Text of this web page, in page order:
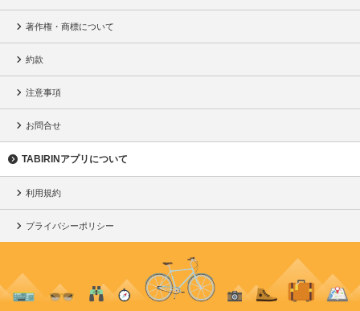
著作権・商標について
約款
注意事項
お問合せ
TABIRINアプリについて
利用規約
プライバシーポリシー